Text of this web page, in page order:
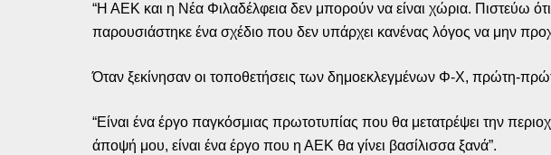
“Η ΑΕΚ και η Νέα Φιλαδέλφεια δεν μπορούν να είναι χώρια. Πιστεύω
παρουσιάστηκε ένα σχέδιο που δεν υπάρχει κανένας λόγος να μην
Όταν ξεκίνησαν οι τοποθετήσεις των δημοεκλεγμένων Φ-Χ, πρώτη-
“Είναι ένα έργο παγκόσμιας πρωτοτυπίας που θα μετατρέψει την
άποψή μου, είναι ένα έργο που η ΑΕΚ θα γίνει βασίλισσα ξανά”.